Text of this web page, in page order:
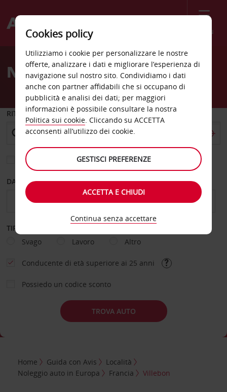
Menù
Welcome
AvisNoleggio auto Villebon
RITIRO DA
Scegli una località di riconsegna diversa
DAL GIORNO AL GIORNO
TIPOLOGIA DI NOLEGGIO
Svago
Lavoro Altro
Conducente di età superiore ai 25 anni
Possiedo un codice sconto
TROVA AUTO
Home Guida con Avis
Località
Noleggio auto in Europa
Francia Villebon
Cookies policy
Utilizziamo i cookie per personalizzare le nostre
offerte, analizzare i dati e migliorare l’esperienza di
navigazione sul nostro sito. Condividiamo i dati
anche con partner affidabili che si occupano di
pubblicità e analisi dei dati; per maggiori
informazioni è possibile consultare la nostra
Politica sui cookie. Cliccando su ACCETTA
acconsenti all’utilizzo dei cookie.
GESTISCI PREFERENZE
ACCETTA E CHIUDI
Continua senza accettare